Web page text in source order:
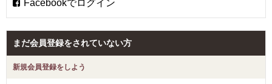
まだ会員登録をされていない方
新規会員登録をしよう